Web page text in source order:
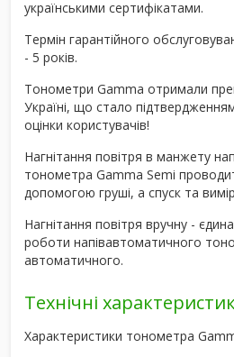
українськими сертифікатами.
Термін гарантійного
- 5 років.
Тонометри Gamma отримали
Україні, що стало
оцінки користувачів!
Нагнітання повітря в манжету
тонометра Gamma Semi
допомогою груші, а спуск та
Нагнітання повітря вручну -
роботи напівавтоматичного
автоматичного.
Технічні
Характеристики тонометра